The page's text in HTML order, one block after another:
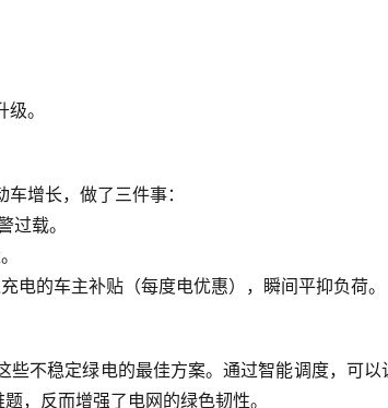
。
增长，做了三件事：
过载。
电的车主补贴（每度电优惠），瞬间平抑负荷。
些不稳定绿电的最佳方案。通过智能调度，可以
，反而增强了电网的绿色韧性。